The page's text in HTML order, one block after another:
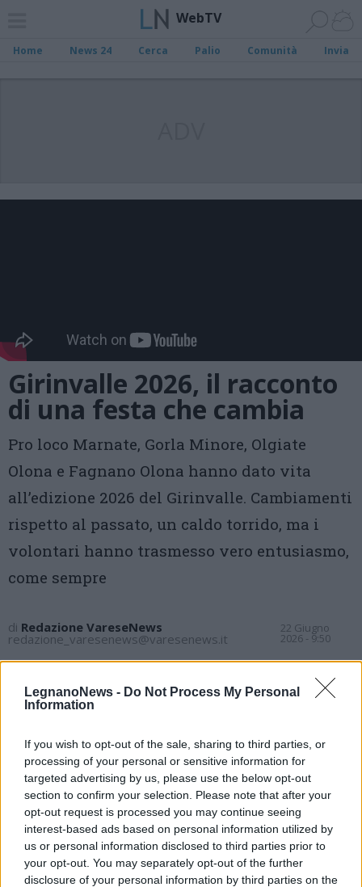
LegnanoNews - Do Not Process My Personal
Information
If you wish to opt-out of the sale, sharing to third parties, or
processing of your personal or sensitive information for
targeted advertising by us, please use the below opt-out
section to confirm your selection. Please note that after your
opt-out request is processed you may continue seeing
interest-based ads based on personal information utilized by
us or personal information disclosed to third parties prior to
your opt-out. You may separately opt-out of the further
disclosure of your personal information by third parties on the
WebTV
Home News 24 Cerca Palio Comunità Invia
Girinvalle 2026, il racconto
di una festa che cambia
Pro loco Marnate, Gorla Minore, Olgiate
Olona e Fagnano Olona hanno dato vita
all’edizione 2026 del Girinvalle. Cambiamenti
rispetto al passato, un caldo torrido, ma i
volontari hanno trasmesso vero entusiasmo,
come sempre
di Redazione VareseNews
redazione_varesenews@varesenews.it
22 Giugno
2026 - 9:50